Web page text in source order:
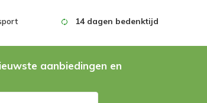
14 dagen bedenktijd
aanbiedingen en